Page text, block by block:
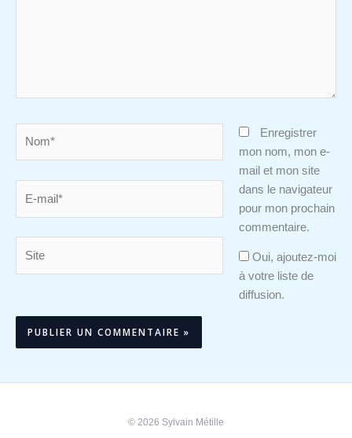
Enregistrer
mon nom, mon e-
mail et mon site
dans le navigateur
pour mon prochain
commentaire.
Oui, ajoutez-moi
à votre liste de
diffusion.
© 2026 Sylvain Métille